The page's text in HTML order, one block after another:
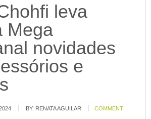
leva
Mega
novidades
e
BY: RENATA AGUILAR COMMENT